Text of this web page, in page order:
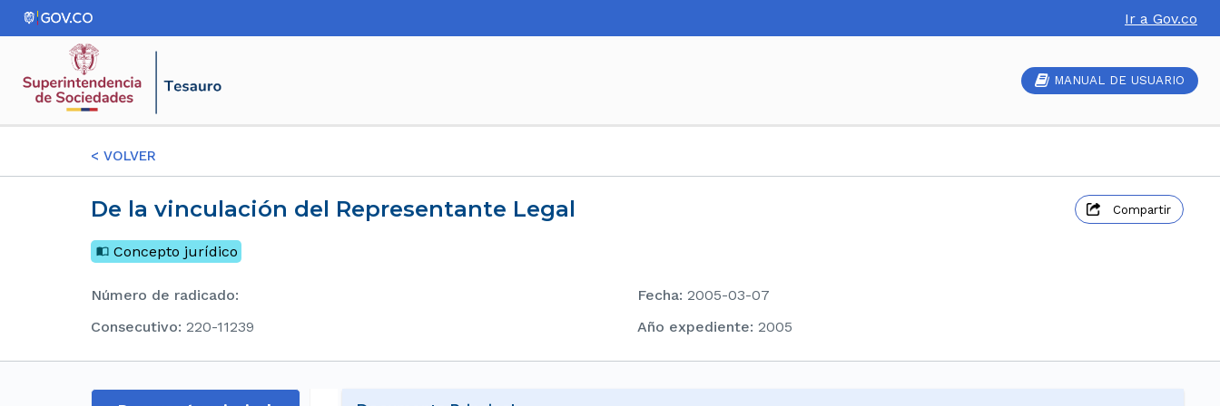
Ir a Gov.co
MANUAL DE USUARIO
< VOLVER
De la vinculación del Representante Legal Compartir
Concepto jurídico
Número de radicado: Fecha: 2005-03-07
consecutivo: 220-11239 Año expediente: 2005